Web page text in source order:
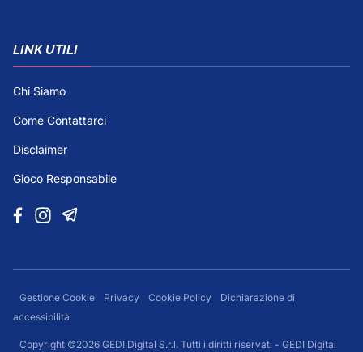
LINK UTILI
Chi Siamo
Come Contattarci
Disclaimer
Gioco Responsabile
Gestione Cookie Privacy Cookie Policy
Dichiarazione di
accessibilità
Copyright ©2026 GEDI Digital S.r.l. Tutti i diritti riservati - GEDI Digital